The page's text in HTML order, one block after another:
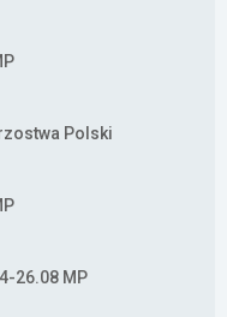
Polski
26.08 MP